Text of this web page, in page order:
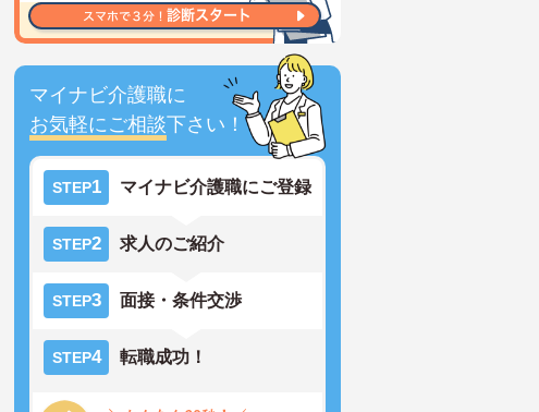
マイナビ介護職に
お気軽にご相談下さい！
STEP1 マイナビ介護職にご登録
STEP2 求人のご紹介
STEP3 面接・条件交渉
STEP4 転職成功！